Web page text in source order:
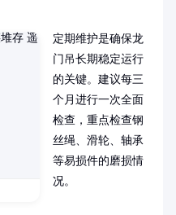
定期维护是确保龙
门吊长期稳定运行
的关键。建议每三
个月进行一次全面
检查，重点检查钢
丝绳、滑轮、轴承
等易损件的磨损情
况。